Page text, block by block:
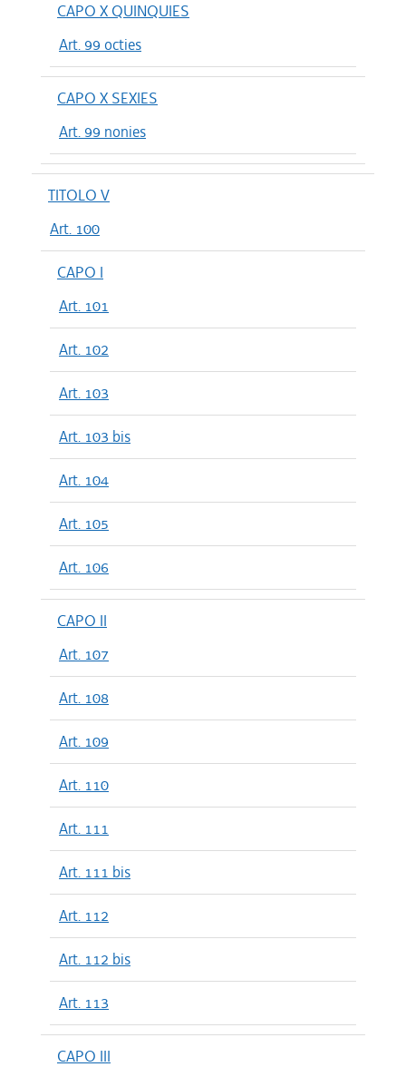
CAPO X QUINQUIES
Art. 99 octies
CAPO X SEXIES
Art. 99 nonies
TITOLO V
Art. 100
CAPO I
Art. 101
Art. 102
Art. 103
Art. 103 bis
Art. 104
Art. 105
Art. 106
CAPO II
Art. 107
Art. 108
Art. 109
Art. 110
Art. 111
Art. 111 bis
Art. 112
Art. 112 bis
Art. 113
CAPO III